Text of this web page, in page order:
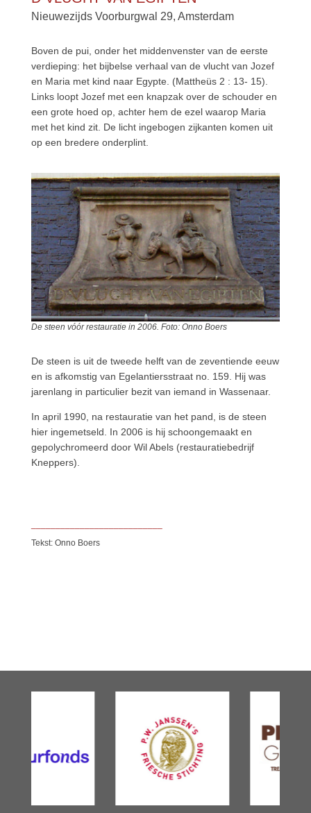
Nieuwezijds Voorburgwal 29, Amsterdam
Boven de pui, onder het middenvenster van de eerste
verdieping: het bijbelse verhaal van de vlucht van Jozef
en Maria met kind naar Egypte. (Mattheüs 2 : 13- 15).
Links loopt Jozef met een knapzak over de schouder en
een grote hoed op, achter hem de ezel waarop Maria
met het kind zit. De licht ingebogen zijkanten komen uit
op een bredere onderplint.
De steen vóór restauratie in 2006. Foto: Onno Boers
De steen is uit de tweede helft van de zeventiende eeuw
en is afkomstig van Egelantiersstraat no. 159. Hij was
jarenlang in particulier bezit van iemand in Wassenaar.
In april 1990, na restauratie van het pand, is de steen
hier ingemetseld. In 2006 is hij schoongemaakt en
gepolychromeerd door Wil Abels (restauratiebedrijf
Kneppers).
Tekst: Onno Boers